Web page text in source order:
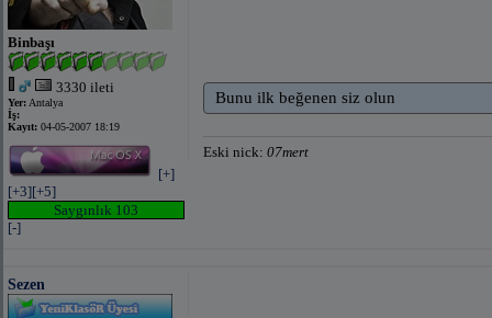
Binbaşı
3330 ileti
Yer: Antalya
İş:
Kayıt: 04-05-2007 18:19
[+]
[+3][+5]
Saygınlık 103
[-]
Bunu ilk beğenen siz olun
Eski nick: 07mert
Sezen